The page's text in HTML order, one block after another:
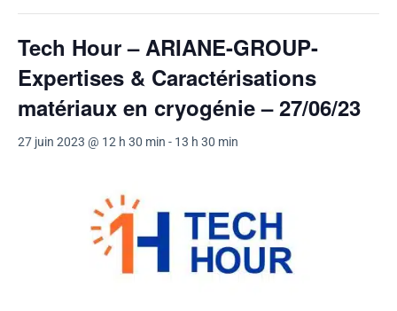
Tech Hour – ARIANE-GROUP-
Expertises & Caractérisations
matériaux en cryogénie – 27/06/23
27 juin 2023 @ 12 h 30 min - 13 h 30 min